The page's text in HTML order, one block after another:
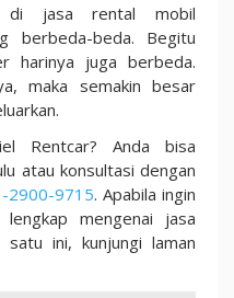
di jasa rental mobil
berbeda-beda. Begitu
harinya juga berbeda.
maka semakin besar
Rentcar? Anda bisa
atau konsultasi dengan
2900-9715. Apabila ingin
mengenai jasa
ini, kunjungi laman